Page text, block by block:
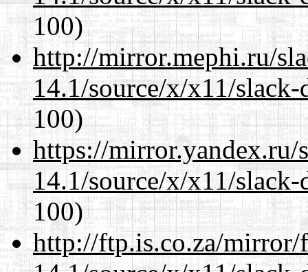
100)
http://mirror.mephi.ru/
14.1/source/x/x11/
100)
https://mirror.yandex.ru/
14.1/source/x/x11/
100)
http://ftp.is.co.za/mirror/